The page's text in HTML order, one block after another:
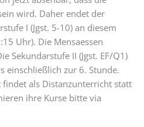
wird. Daher endet der
I (Jgst. 5-10) an diesem
Uhr). Die Mensaessen
Sekundarstufe II (Jgst. EF/Q1)
einschließlich zur 6. Stunde.
als Distanzunterricht statt
ihre Kurse bitte via